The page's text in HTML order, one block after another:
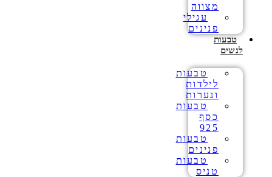
מצווה
עגילי
פנינים
טבעות
לנשים
טבעות
לילדות
ונערות
טבעות
כסף
925
טבעות
פנינים
טבעות
טניס